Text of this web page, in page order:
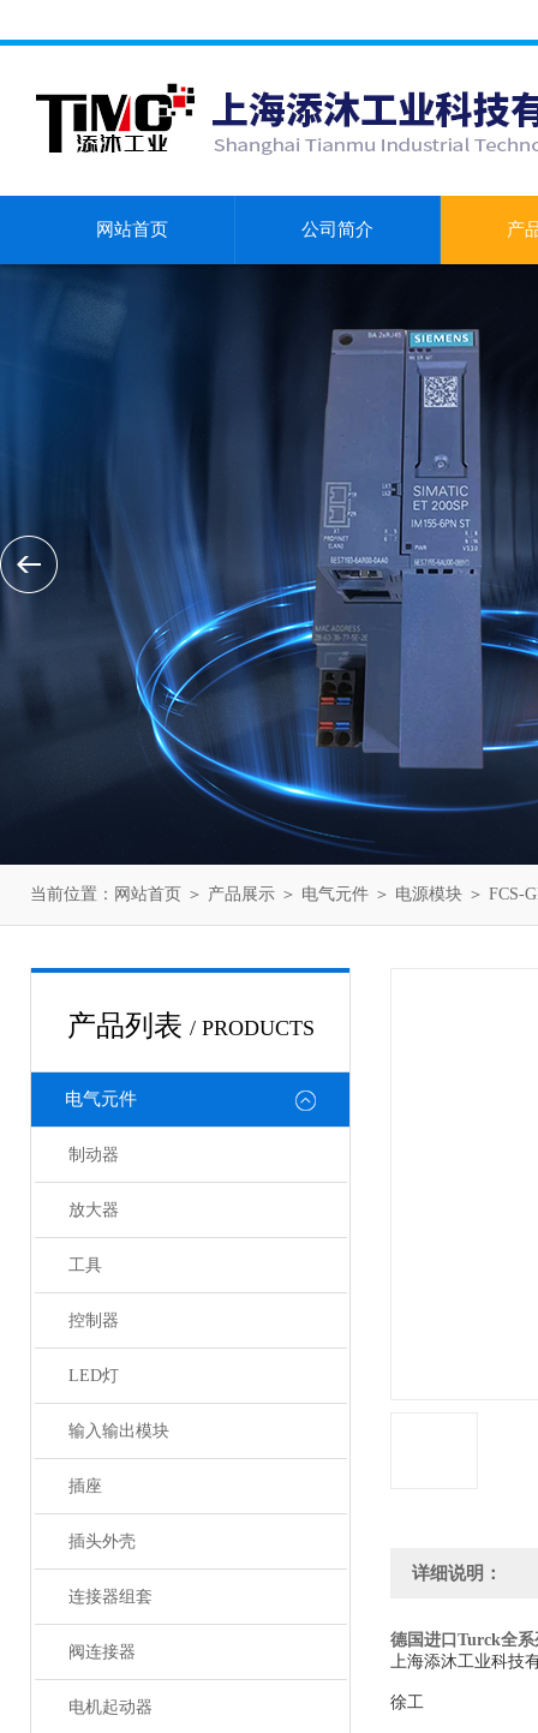
网站首页 公司简介 产
当前位置： 网站首页 ＞ 产品展示 ＞ 电气元件 ＞ 电源模块 ＞ FCS-
产品列表 / PRODUCTS
电气元件
制动器
放大器
工具
控制器
LED灯
输入输出模块
插座
插头外壳
连接器组套
阀连接器
电机起动器
详细说明：
德国进口Turck全
上海添沐工业科技
徐工